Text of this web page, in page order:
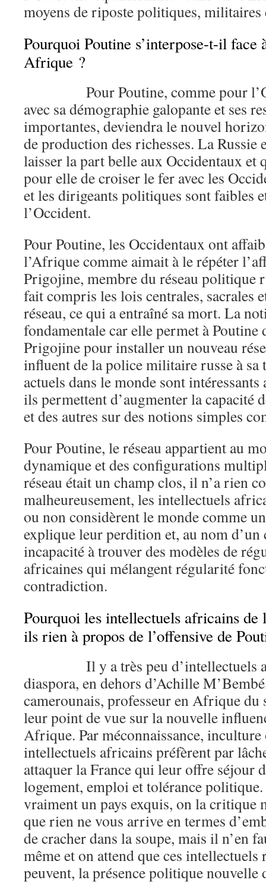
moyens de riposte politiques, militaires
Pourquoi Poutine s’interpose-t-il face
Afrique ?
Pour Poutine, comme pour
avec sa démographie galopante et ses
importantes, deviendra le nouvel
de production des richesses. La Russie
laisser la part belle aux Occidentaux et
pour elle de croiser le fer avec les
et les dirigeants politiques sont faibles
l’Occident.
Pour Poutine, les Occidentaux ont
l’Afrique comme aimait à le répéter
Prigojine, membre du réseau politique
fait compris les lois centrales, sacrales
réseau, ce qui a entraîné sa mort. La
fondamentale car elle permet à Poutine
Prigojine pour installer un nouveau
influent de la police militaire russe à sa
actuels dans le monde sont
ils permettent d’augmenter la capacité
et des autres sur des notions simples
Pour Poutine, le réseau appartient au
dynamique et des configurations
réseau était un champ clos, il n’a rien
malheureusement, les intellectuels
ou non considèrent le monde comme
explique leur perdition et, au nom
incapacité à trouver des modèles de
africaines qui mélangent régularité
contradiction.
Pourquoi les intellectuels africains de
ils rien à propos de l’offensive de
Il y a très peu d’intellectuels
diaspora, en dehors d’Achille
camerounais, professeur en Afrique du
leur point de vue sur la nouvelle
Afrique. Par méconnaissance, inculture
intellectuels africains préfèrent par
attaquer la France qui leur offre séjour
logement, emploi et tolérance
vraiment un pays exquis, on la critique
que rien ne vous arrive en termes
de cracher dans la soupe, mais il n’en
même et on attend que ces intellectuels
peuvent, la présence politique nouvelle